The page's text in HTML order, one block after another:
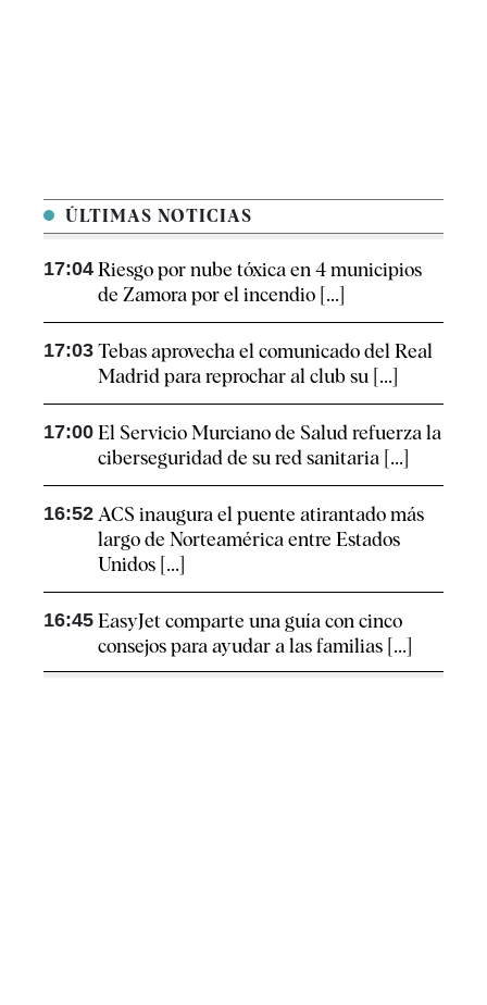
ÚLTIMAS NOTICIAS
17:04 Riesgo por nube tóxica en 4 municipios
de Zamora por el incendio [...]
17:03 Tebas aprovecha el comunicado del Real
Madrid para reprochar al club su [...]
17:00 El Servicio Murciano de Salud refuerza la
ciberseguridad de su red sanitaria [...]
16:52 ACS inaugura el puente atirantado más
largo de Norteamérica entre Estados
Unidos [...]
16:45 EasyJet comparte una guía con cinco
consejos para ayudar a las familias [...]